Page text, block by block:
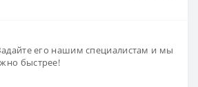
его нашим специалистам и мы
быстрее!